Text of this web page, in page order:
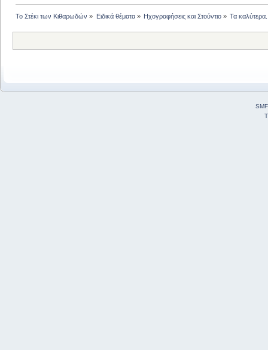
Το Στέκι των Κιθαρωδών » Ειδικά θέματα» Ηχογραφήσεις και Στούντιο» Τα